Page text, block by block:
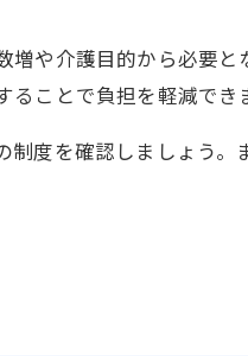
増や介護目的から必要
ことで負担を軽減でき
度を確認しましょう